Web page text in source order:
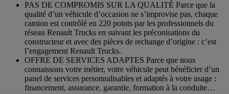
PAS DE COMPROMIS SUR LA QUALITÉ Parce que la
qualité d’un véhicule d’occasion ne s’improvise pas, chaque
camion est contrôlé en 220 points par les professionnels du
réseau Renault Trucks en suivant les préconisations du
constructeur et avec des pièces de rechange d’origine : c’est
l’engagement Renault Trucks.
OFFRE DE SERVICES ADAPTES Parce que nous
connaissons votre métier, votre véhicule peut bénéficier d’un
panel de services personnalisables et adaptés à votre usage :
financement, assurance, garantie, formation à la conduite…